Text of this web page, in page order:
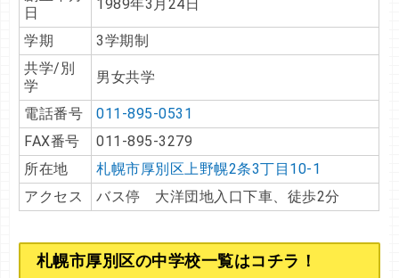
日
1989年3月24日
学期
3学期制
共学/別
学
男女共学
電話番号
011-895‐0531
FAX番号
011-895‐3279
所在地
札幌市厚別区上野幌2条3丁目10-1
アクセス
バス停 大洋団地入口下車、徒歩2分
札幌市厚別区の中学校一覧はコチラ！